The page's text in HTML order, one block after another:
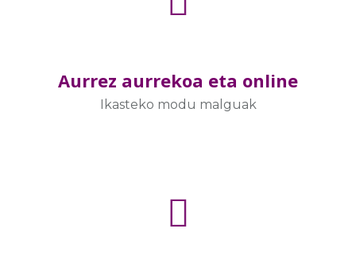
Aurrez aurrekoa eta online
Ikasteko modu malguak